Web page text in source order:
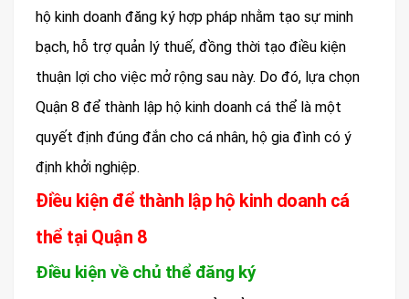
hộ kinh doanh đăng ký hợp pháp nhằm tạo sự minh
bạch, hỗ trợ quản lý thuế, đồng thời tạo điều kiện
thuận lợi cho việc mở rộng sau này. Do đó, lựa chọn
Quận 8 để thành lập hộ kinh doanh cá thể là một
quyết định đúng đắn cho cá nhân, hộ gia đình có ý
định khởi nghiệp.
Điều kiện để thành lập hộ kinh doanh cá
thể tại Quận 8
Điều kiện về chủ thể đăng ký